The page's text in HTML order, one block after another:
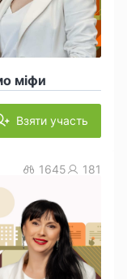
міфи
Взяти участь
1645 181